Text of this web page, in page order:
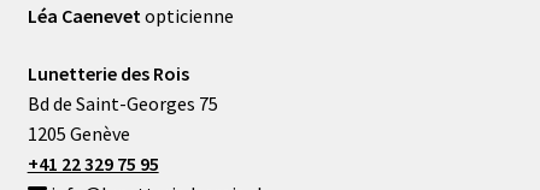
Léa Caenevetopticienne
Lunetterie des Rois
Bd de Saint-Georges 75
1205 Genève
+41 22 329 75 95